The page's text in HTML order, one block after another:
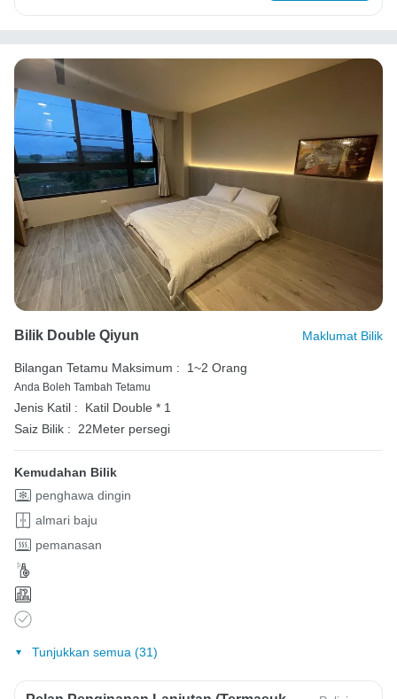
Bilik Double Qiyun Maklumat Bilik
Bilangan Tetamu Maksimum : 1~2 Orang
Anda Boleh Tambah Tetamu
Jenis Katil :
Katil Double * 1
Saiz Bilik : 22Meter persegi
Kemudahan Bilik
penghawa dingin
almari baju
pemanasan
Tunjukkan semua (31)